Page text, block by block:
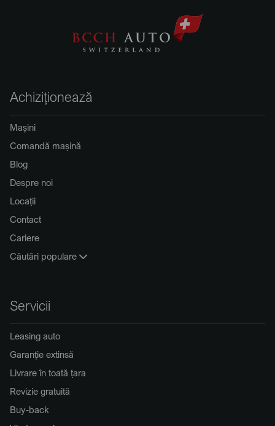
Achiziționează
Mașini
Comandă mașină
Blog
Despre noi
Locații
Contact
Cariere
Căutări populare
Servicii
Leasing auto
Garanție extinsă
Livrare în toată țara
Revizie gratuită
Buy-back